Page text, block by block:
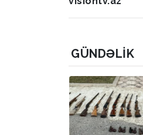
GÜNDƏLIK